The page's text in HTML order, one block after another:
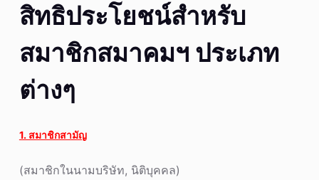
สิทธิประโยชน์สำหรับ
สมาชิกสมาคมฯ ประเภท
ต่างๆ
1. สมาชิกสามัญ
(สมาชิกในนามบริษัท, นิติบุคคล)